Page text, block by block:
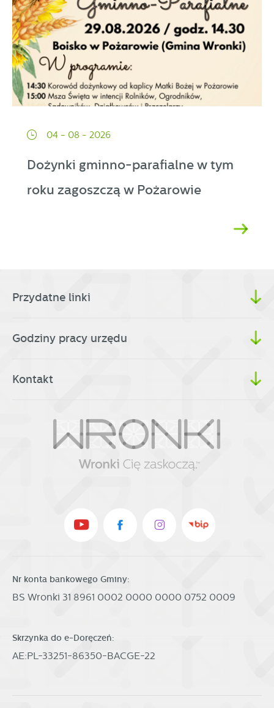
04 - 08 - 2026
Dożynki gminno-parafialne w tym
roku zagoszczą w Pożarowie
Przydatne linki
Godziny pracy urzędu
Kontakt
Nr konta bankowego Gminy:
BS Wronki 31 8961 0002 0000 0000 0752 0009
Skrzynka do e-Doręczeń:
AE:PL-33251-86350-BACGE-22